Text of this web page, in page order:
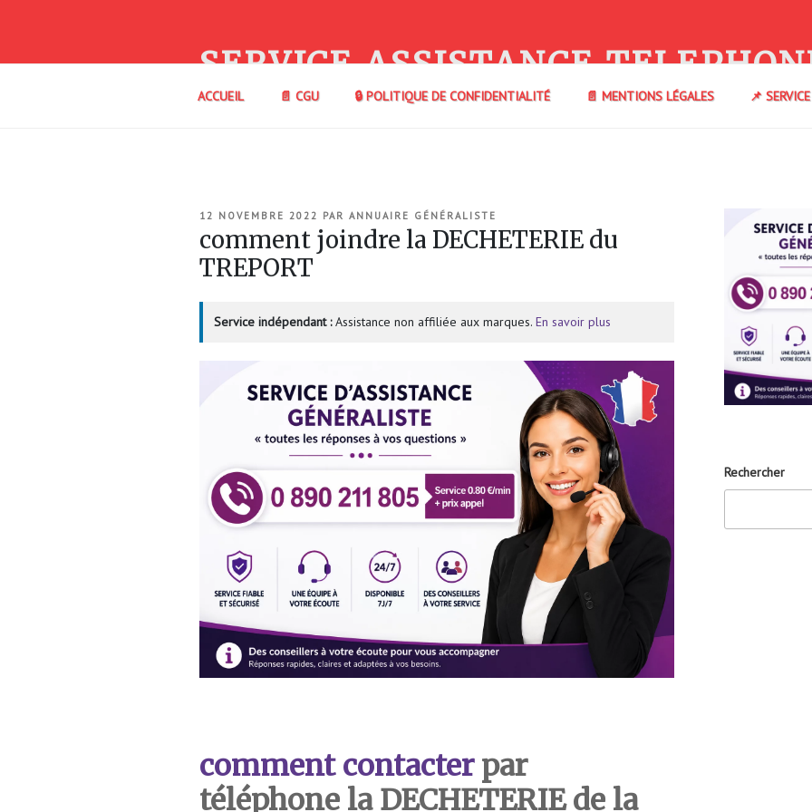
SERVICE ASSISTANCE
ACCUEIL 📄 CGU 🔒 POLITIQUE DE CONFIDENTIALITÉ 📄 MENTIONS LÉGALES 📌
PUBLIÉ
12 NOVEMBRE 2022 PAR ANNUAIRE GÉNÉRALISTE
comment joindre la DECHETERIE du
TREPORT
Service indépendant :Assistance non affiliée aux marques. En savoir plus
comment contacterpar
téléphone la DECHETERIE de la
Rechercher